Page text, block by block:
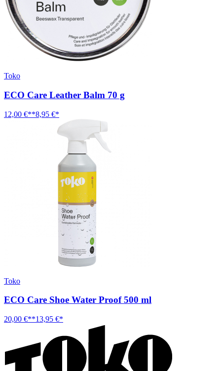
Toko
ECO Care Leather Balm 70 g
12,00 €**8,95 €*
Toko
ECO Care Shoe Water Proof 500 ml
20,00 €**13,95 €*